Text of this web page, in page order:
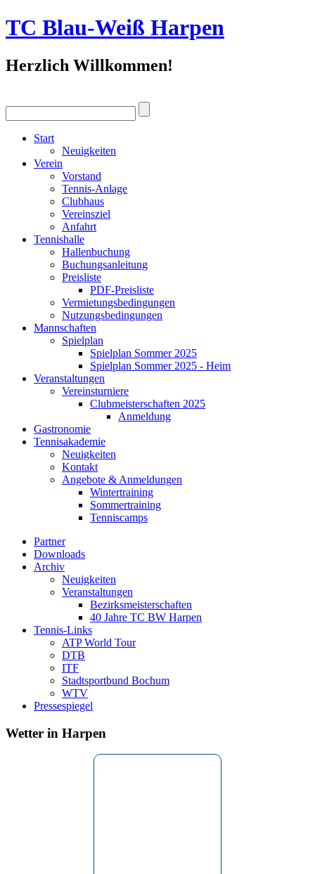
TC Blau-Weiß Harpen
Herzlich Willkommen!
Start
Neuigkeiten
Verein
Vorstand
Tennis-Anlage
Clubhaus
Vereinsziel
Anfahrt
Tennishalle
Hallenbuchung
Buchungsanleitung
Preisliste
PDF-Preisliste
Vermietungsbedingungen
Nutzungsbedingungen
Mannschaften
Spielplan
Spielplan Sommer 2025
Spielplan Sommer 2025 - Heim
Veranstaltungen
Vereinsturniere
Clubmeisterschaften 2025
Anmeldung
Gastronomie
Tennisakademie
Neuigkeiten
Kontakt
Angebote & Anmeldungen
Wintertraining
Sommertraining
Tenniscamps
Partner
Downloads
Archiv
Neuigkeiten
Veranstaltungen
Bezirksmeisterschaften
40 Jahre TC BW Harpen
Tennis-Links
ATP World Tour
DTB
ITF
Stadtsportbund Bochum
WTV
Pressespiegel
Wetter in Harpen